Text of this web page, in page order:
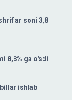
soni 3,8
8,8% ga o'sdi
ishlab